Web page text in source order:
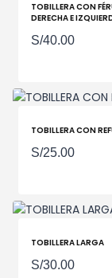
TOBILLERA CON
DERECHA E
S/40.00
TOBILLERA CON
S/25.00
TOBILLERA LARGA
S/30.00